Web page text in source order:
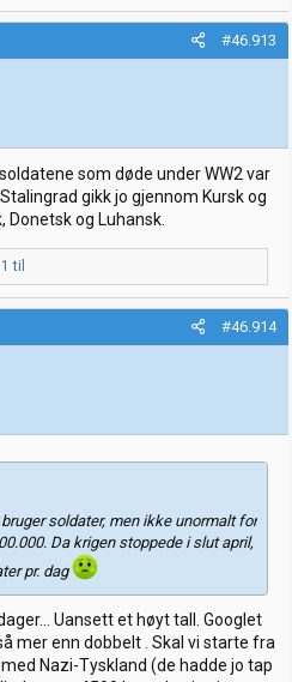
#46.913
som døde under WW2 var
gikk jo gjennom Kursk og
Donetsk og Luhansk.
til
#46.914
soldater, men ikke unormalt for
Da krigen stoppede i slut april,
pr. dag
Uansett et høyt tall. Googlet
mer enn dobbelt . Skal vi starte fra
Nazi-Tyskland (de hadde jo tap